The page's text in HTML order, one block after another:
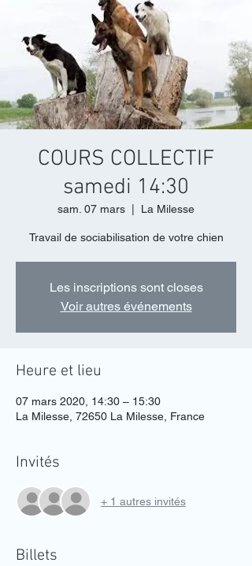
COURS COLLECTIF
samedi 14:30
sam. 07 mars La Milesse
Travail de sociabilisation de votre chien
Les inscriptions sont closes
Voir autres événements
Heure et lieu
07 mars 2020, 14:30 – 15:30
La Milesse, 72650 La Milesse, France
Invités
+ 1 autres invités
Billets